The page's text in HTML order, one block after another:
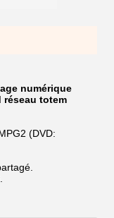
numérique
totem
(DVD: